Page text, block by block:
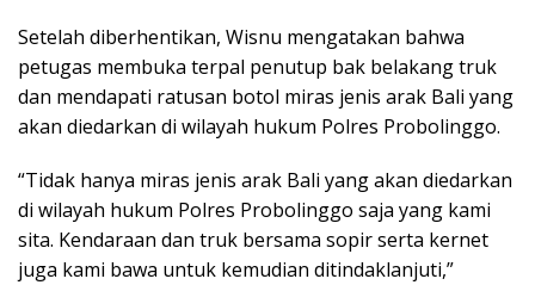
Setelah diberhentikan, Wisnu mengatakan bahwa
petugas membuka terpal penutup bak belakang truk
dan mendapati ratusan botol miras jenis arak Bali yang
akan diedarkan di wilayah hukum Polres Probolinggo.
“Tidak hanya miras jenis arak Bali yang akan diedarkan
di wilayah hukum Polres Probolinggo saja yang kami
sita. Kendaraan dan truk bersama sopir serta kernet
juga kami bawa untuk kemudian ditindaklanjuti,”